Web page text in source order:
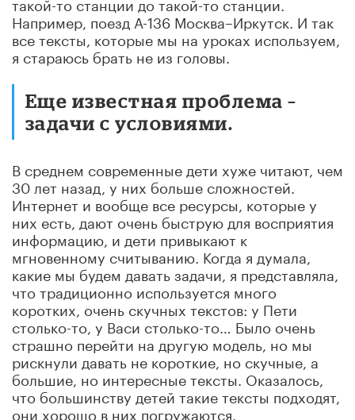
Например, поезд А-136 Москва–Иркутск. И так
все тексты, которые мы на уроках используем,
я стараюсь брать не из головы.
Еще известная проблема –
задачи с условиями.
В среднем современные дети хуже читают, чем
30 лет назад, у них больше сложностей.
Интернет и вообще все ресурсы, которые у
них есть, дают очень быструю для восприятия
информацию, и дети привыкают к
мгновенному считыванию. Когда я думала,
какие мы будем давать задачи, я представляла,
что традиционно используется много
коротких, очень скучных текстов: у Пети
столько-то, у Васи столько-то… Было очень
страшно перейти на другую модель, но мы
рискнули давать не короткие, но скучные, а
большие, но интересные тексты. Оказалось,
что большинству детей такие тексты подходят,
они хорошо в них погружаются.